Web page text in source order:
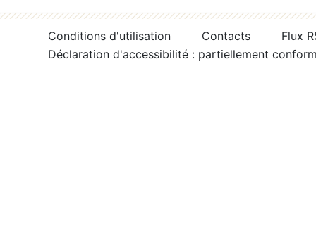
Conditions d'utilisation Contacts
Flux
Déclaration d'accessibilité : partiellement